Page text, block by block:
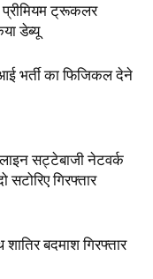
ट्रूकलर
डेब्यू
भर्ती का फिजिकल देने
सट्टेबाजी नेटवर्क
सटोरिए गिरफ्तार
बदमाश गिरफ्तार